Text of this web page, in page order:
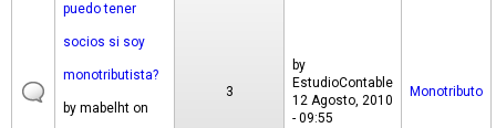
puedo tener
socios si soy
monotributista?
by mabelht on
3
by
EstudioContable
12 Agosto, 2010
- 09:55
Monotributo